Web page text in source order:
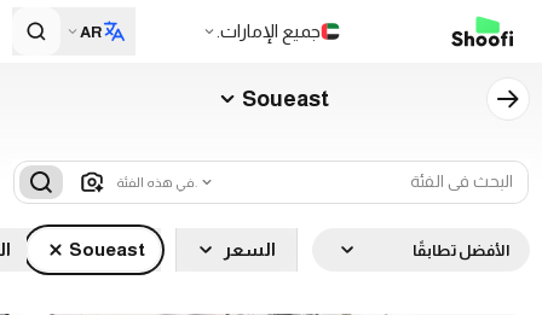
جميع الإمارات. AR
Soueast
الأفضل تطابقًا السعر Soueast